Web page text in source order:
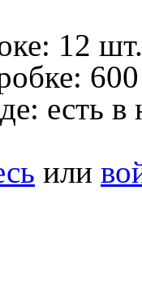
12 шт.
есть в
или